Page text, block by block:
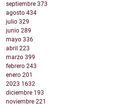
septiembre 373
agosto 434
julio 329
junio 289
mayo 336
abril 223
marzo 399
febrero 243
enero 201
2023 1632
diciembre 193
noviembre 221